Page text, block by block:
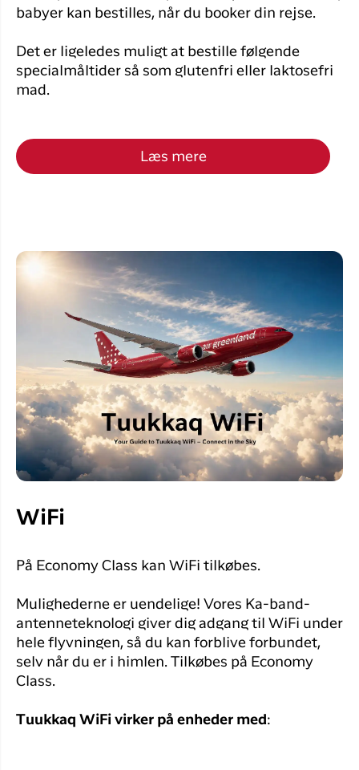
babyer kan bestilles, når du booker din rejse.
Det er ligeledes muligt at bestille følgende
specialmåltider så som glutenfri eller laktosefri
mad.
Læs mere
WiFi
På Economy Class kan WiFi tilkøbes.
Mulighederne er uendelige! Vores Ka-band-
antenneteknologi giver dig adgang til WiFi under
hele flyvningen, så du kan forblive forbundet,
selv når du er i himlen. Tilkøbes på Economy
Class.
Tuukkaq WiFi virker på enheder med :